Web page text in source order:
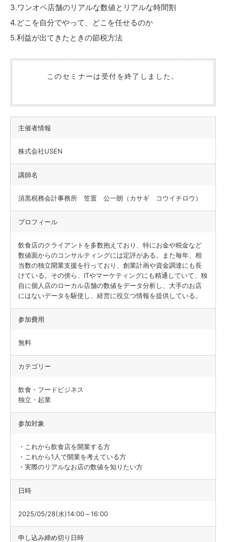
3.ワンオペ店舗のリアルな数値とリアルな時間割
4.どこを自分でやって、どこを任せるのか
5.利益が出てきたときの節税方法
このセミナーは受付を終了しました。
主催者情報
株式会社USEN
講師名
須黒税務会計事務所 笠置 公一朗（カサギ コウイチロウ）
プロフィール
飲食店のクライアントを多数抱えており、特にお金や税金など
数値面からのコンサルティングには定評がある。また毎年、相
当数の独立開業支援を行っており、創業計画や資金調達にも長
けている。その傍ら、ITやマーケティングにも精通していて、独
自に個人店のローカル店舗の数値をデータ分析し、大手のお店
にはないデータを駆使し、経営に役立つ情報を提供している。
参加費用
無料
カテゴリー
飲食・フードビジネス
独立・起業
参加対象
・これから飲食店を開業する方
・これから1人で開業を考えている方
・実際のリアルなお店の数値を知りたい方
日時
2025/05/28(水)14:00～16:00
申し込み締め切り日時